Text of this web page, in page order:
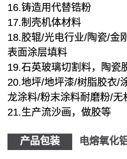
16.铸造用代替锆粉
17.制壳机体材料
18.胶辊/光电行业/陶瓷/金
表面涂层填料
19.石英玻璃切割料，陶瓷
20.地坪/地坪漆/树脂胶衣/
龙涂料/粉末涂料耐磨粉/无
21.生产流沙画，做胶等
产品包装 电熔氧化